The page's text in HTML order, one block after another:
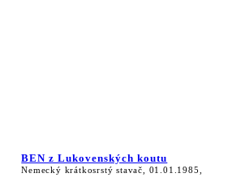
BEN z Lukovenských koutu
Nemecký krátkosrstý stavač, 01.01.1985,